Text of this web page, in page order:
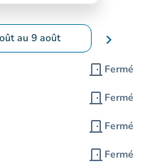
au 9 août
pour changer de
chevron_right
door_front Fermé
door_front Fermé
door_front Fermé
door_front Fermé